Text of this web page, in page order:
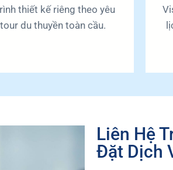
thiết kế riêng theo yêu
du thuyền toàn cầu.
Liên Hệ
Đặt Dịch